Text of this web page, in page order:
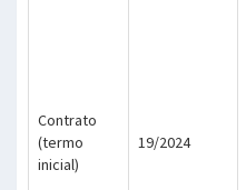
Contrato
(termo
inicial)
19/2024